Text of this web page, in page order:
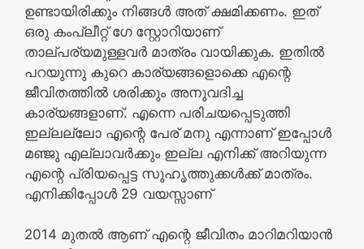
ഉണ്ടായിരിക്കും നിങ്ങൾ അത് ക്ഷമിക്കണം. ഇത്
ഒരു കംപ്ലീറ്റ് ഗേ സ്റ്റോറിയാണ്
താല്പര്യമുള്ളവർ മാത്രം വായിക്കുക. ഇതിൽ
പറയുന്നു കുറെ കാര്യങ്ങളൊക്കെ എന്റെ
ജീവിതത്തിൽ ശരിക്കും അനുവദിച്ച
കാര്യങ്ങളാണ്. എന്നെ പരിചയപ്പെടുത്തി
ഇല്ലല്ലോ എന്റെ പേര് മനു എന്നാണ് ഇപ്പോൾ
മഞ്ജു എല്ലാവർക്കും ഇല്ല എനിക്ക് അറിയുന്ന
എന്റെ പ്രിയപ്പെട്ട സുഹൃത്തുക്കൾക്ക് മാത്രം.
എനിക്കിപ്പോൾ 29 വയസ്സാണ്
2014 മുതൽ ആണ് എന്റെ ജീവിതം മാറിമറിയാൻ